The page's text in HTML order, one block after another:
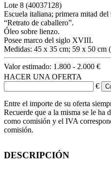
Lote 8 (40037128)
Escuela italiana; primera mitad
“Retrato de caballero”.
Óleo sobre lienzo.
Posee marco del siglo XVIII.
Medidas: 45 x 35 cm; 59 x 50 cm
Valor estimado: 1.800 - 2.000 €
HACER UNA OFERTA
€
Entre el importe de su oferta
Recuerde que a la misma se le ha
como comisión y el IVA
comisión.
DESCRIPCIÓN